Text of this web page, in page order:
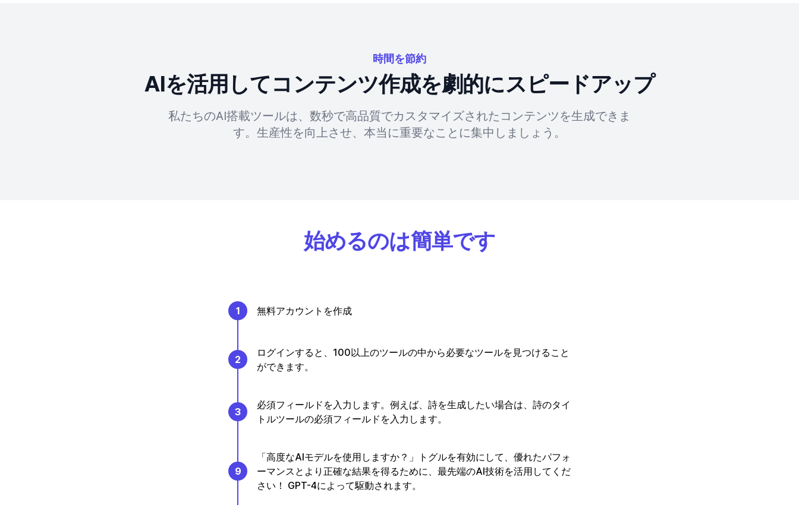
時間を節約
AIを活用してコンテンツ作成を劇的にスピードアップ
私たちのAI搭載ツールは、数秒で高品質でカスタマイズされたコンテンツを生成できま
す。生産性を向上させ、本当に重要なことに集中しましょう。
始めるのは簡単です
1 無料アカウントを作成
2
ログインすると、100以上のツールの中から必要なツールを見つけること
ができます。
3
必須フィールドを入力します。例えば、詩を生成したい場合は、詩のタイ
トルツールの必須フィールドを入力します。
9
「高度なAIモデルを使用しますか？」トグルを有効にして、優れたパフォ
ーマンスとより正確な結果を得るために、最先端のAI技術を活用してくだ
さい！ GPT-4によって駆動されます。